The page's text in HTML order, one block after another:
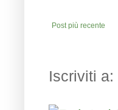
Post più recente
Iscriviti a: